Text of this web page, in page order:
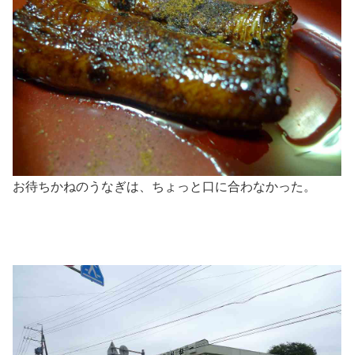
お待ちかねのうなぎは、ちょっと口に合わなかった。